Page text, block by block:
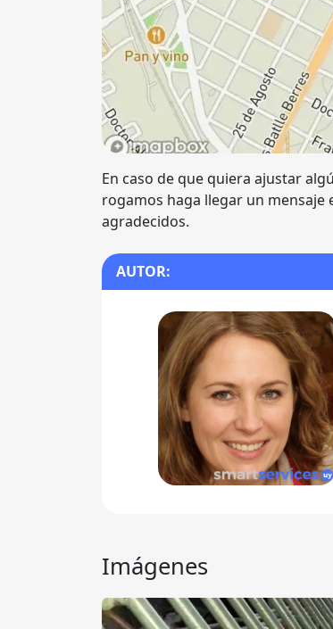
En caso de que quiera ajustar
rogamos haga llegar un
agradecidos.
AUTOR:
Imágenes